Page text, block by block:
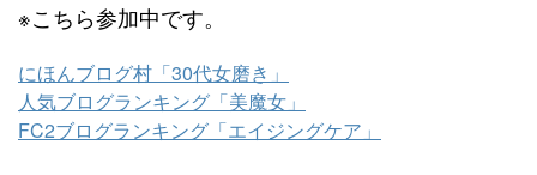
※こちら参加中です。
にほんブログ村「30代女磨き」
人気ブログランキング「美魔女」
FC2ブログランキング「エイジングケア」